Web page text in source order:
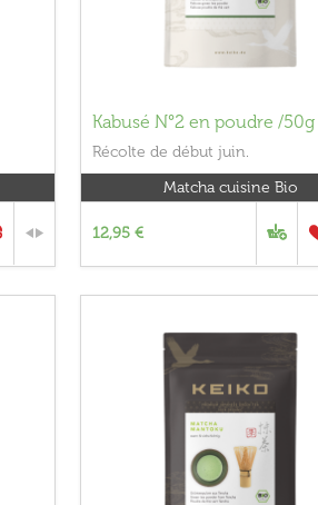
Kabusé N°2 en poudre /50g
Récolte de début juin.
Matcha cuisine Bio
12,95 €